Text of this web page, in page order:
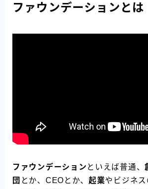
ファウンデーションとは
ファウンデーション といえば普通、
団 とか、CEOとか、起業やビジネ